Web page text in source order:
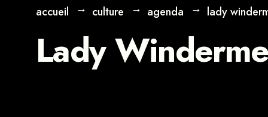
accueil culture agenda lady
Lady